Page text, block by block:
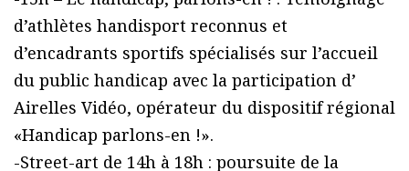
d’athlètes handisport reconnus et
d’encadrants sportifs spécialisés sur l’accueil
du public handicap avec la participation d’
Airelles Vidéo, opérateur du dispositif régional
«Handicap parlons-en !».
-Street-art de 14h à 18h : poursuite de la